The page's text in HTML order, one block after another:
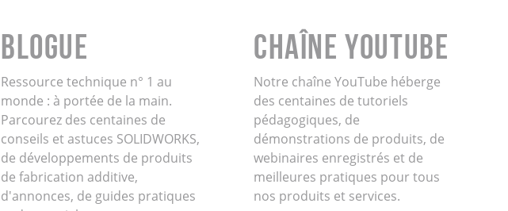
BLOGUE
Ressource technique n° 1 au
monde : à portée de la main.
Parcourez des centaines de
conseils et astuces SOLIDWORKS,
de développements de produits
de fabrication additive,
d'annonces, de guides pratiques
Chaîne YouTube
Notre chaîne YouTube héberge
des centaines de tutoriels
pédagogiques, de
démonstrations de produits, de
webinaires enregistrés et de
meilleures pratiques pour tous
nos produits et services.